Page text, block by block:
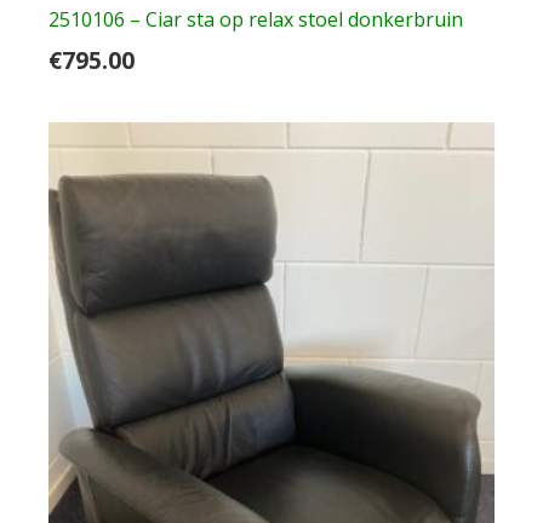
2510106 – Ciar sta op relax stoel donkerbruin
€795.00